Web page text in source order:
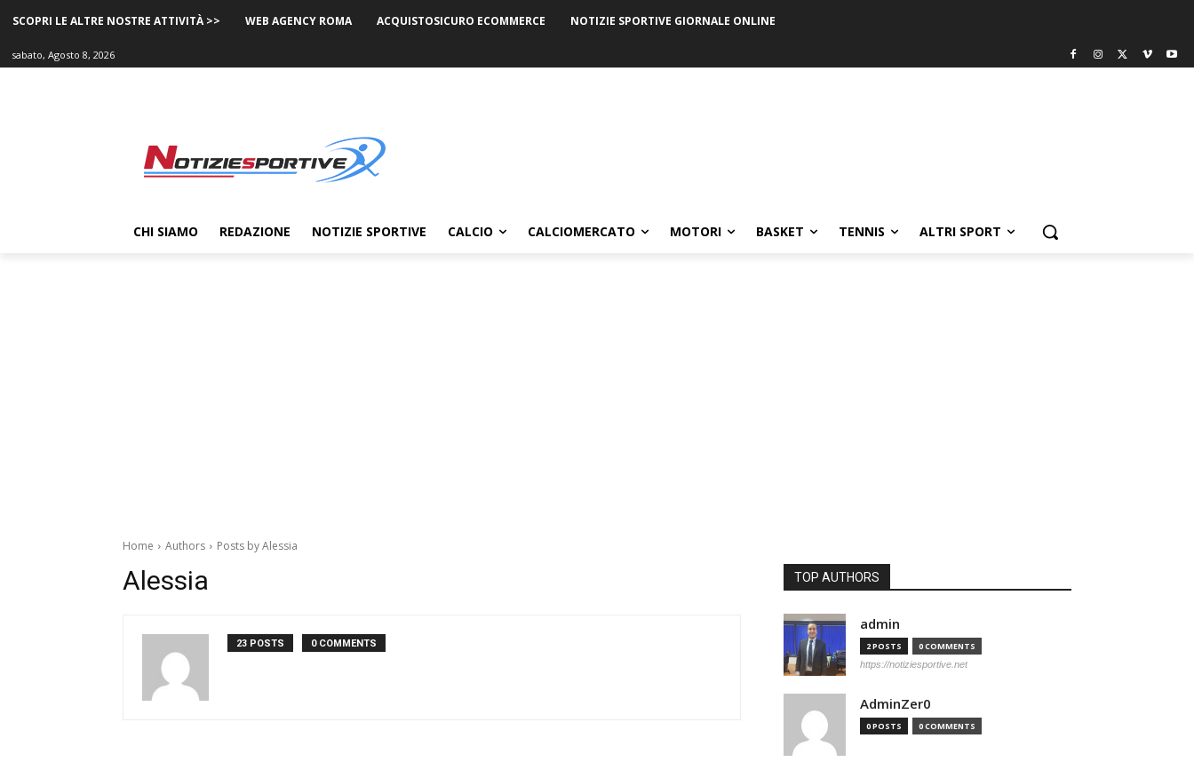
SCOPRI LE ALTRE NOSTRE ATTIVITÀ >> WEB AGENCY ROMA ACQUISTOSICURO ECOMMERCE NOTIZIE SPORTIVE GIORNALE ONLINE
sabato, Agosto 8, 2026
CHI SIAMO REDAZIONE NOTIZIE SPORTIVE CALCIO CALCIOMERCATO MOTORI BASKET TENNIS ALTRI SPORT
Home Authors Posts by Alessia
Alessia
23 POSTS 0 COMMENTS
TOP AUTHORS
admin
2 POSTS 0 COMMENTS
https://notiziesportive.net
AdminZer0
0 POSTS 0 COMMENTS